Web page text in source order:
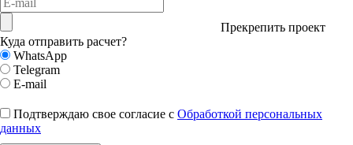
Прекрепить проект
Куда отправить расчет?
WhatsApp
Telegram
E-mail
Подтверждаю свое согласие с Обработкой персональных
данных